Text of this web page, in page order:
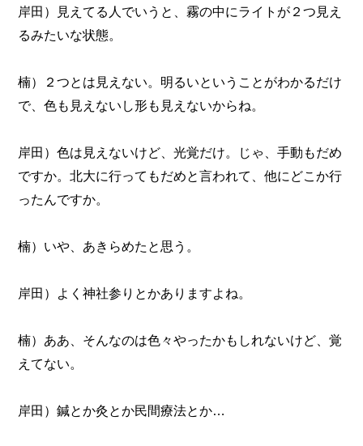
岸田）見えてる人でいうと、霧の中にライトが２つ見え
るみたいな状態。
楠）２つとは見えない。明るいということがわかるだけ
で、色も見えないし形も見えないからね。
岸田）色は見えないけど、光覚だけ。じゃ、手動もだめ
ですか。北大に行ってもだめと言われて、他にどこか行
ったんですか。
楠）いや、あきらめたと思う。
岸田）よく神社参りとかありますよね。
楠）ああ、そんなのは色々やったかもしれないけど、覚
えてない。
岸田）鍼とか灸とか民間療法とか…